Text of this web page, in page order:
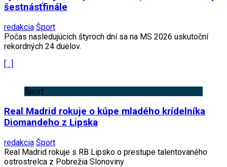
šestnásťfinále
redakcia Šport
Počas nasledujúcich štyroch dní sa na MS 2026 uskutoční
rekordných 24 duelov.
[…]
Šport
Real Madrid rokuje o kúpe mladého krídelníka
Diomandeho z Lipska
redakcia Šport
Real Madrid rokuje s RB Lipsko o prestupe talentovaného
ostrostrelca z Pobrežia Slonoviny.